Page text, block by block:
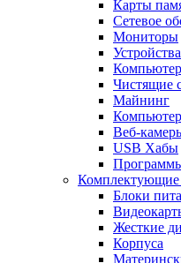
Карты
Сетевое
Мониторы
Чистящие
Майнинг
Веб-
USB Хабы
Комплектующие
Блоки
Жесткие
Корпуса